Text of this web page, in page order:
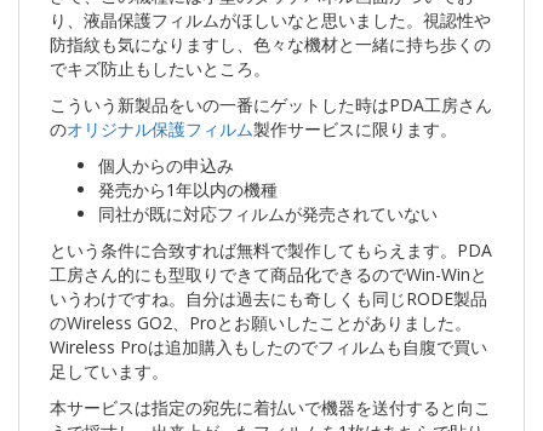
り、液晶保護フィルムがほしいなと思いました。視認性や
防指紋も気になりますし、色々な機材と一緒に持ち歩くの
でキズ防止もしたいところ。
こういう新製品をいの一番にゲットした時はPDA工房さん
のオリジナル保護フィルム製作サービスに限ります。
個人からの申込み
発売から1年以内の機種
同社が既に対応フィルムが発売されていない
という条件に合致すれば無料で製作してもらえます。PDA
工房さん的にも型取りできて商品化できるのでWin-Winと
いうわけですね。自分は過去にも奇しくも同じRODE製品
のWireless GO2、Proとお願いしたことがありました。
Wireless Proは追加購入もしたのでフィルムも自腹で買い
足しています。
本サービスは指定の宛先に着払いで機器を送付すると向こ